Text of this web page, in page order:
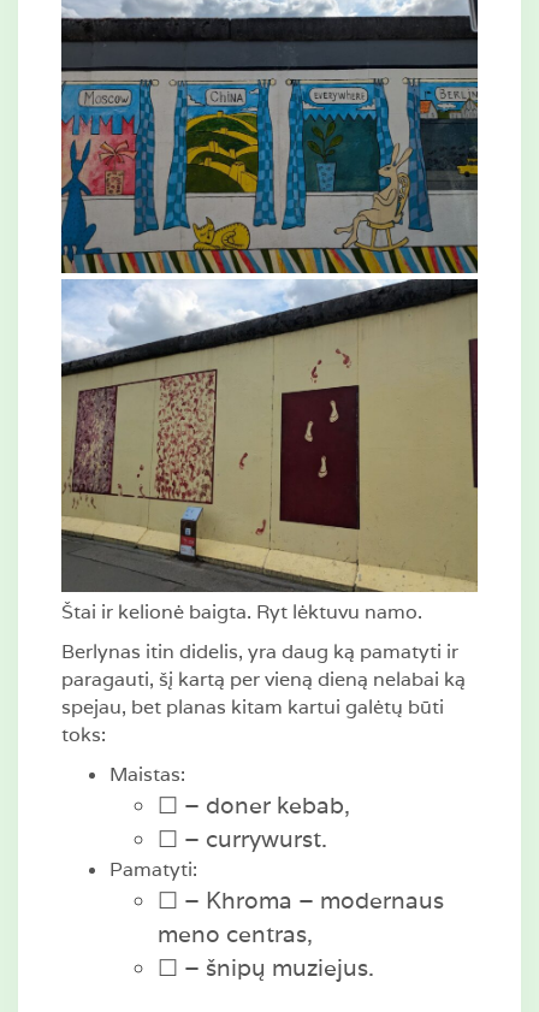
Štai ir kelionė baigta. Ryt lėktuvu namo.
Berlynas itin didelis, yra daug ką pamatyti ir
paragauti, šį kartą per vieną dieną nelabai ką
spejau, bet planas kitam kartui galėtų būti
toks:
Maistas:
☐ – doner kebab,
☐ – currywurst.
Pamatyti:
☐ – Khroma – modernaus
meno centras,
☐ – šnipų muziejus.